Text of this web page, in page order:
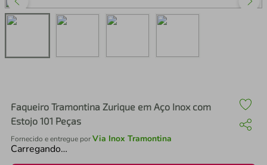
Faqueiro Tramontina Zurique em Aço Inox com
Estojo 101 Peças
Fornecido e entregue porVia Inox Tramontina
Carregando…
3º perfume